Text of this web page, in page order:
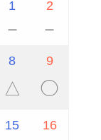
1
－
2
－
8
△
9
◯
15 16